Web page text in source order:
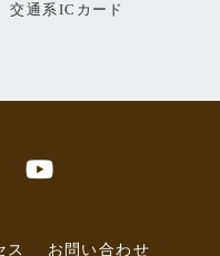
交通系ICカード
ス お問い合わせ